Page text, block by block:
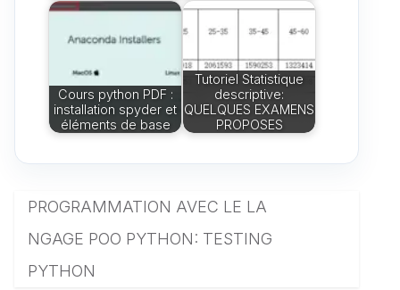
Cours python PDF :
installation spyder et
éléments de base
Tutoriel Statistique
descriptive:
QUELQUES EXAMENS
PROPOSES
PROGRAMMATION AVEC LE LA
NGAGE POO PYTHON: TESTING
PYTHON